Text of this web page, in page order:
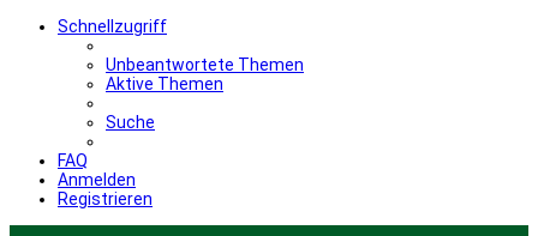
Schnellzugriff
Unbeantwortete Themen
Aktive Themen
Suche
FAQ
Anmelden
Registrieren